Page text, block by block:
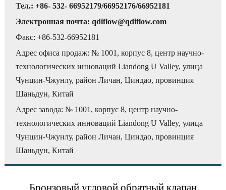
Тел.: +86- 532- 66952179/66952176/66952181
Электронная почта: qdiflow@qdiflow.com
Факс: +86-532-66952181
Адрес офиса продаж: № 1001, корпус 8, центр научно-
технологических инноваций Liandong U Valley, улица
Чунцин-Чжунлу, район Личан, Циндао, провинция
Шаньдун, Китай
Адрес завода: № 1001, корпус 8, центр научно-
технологических инноваций Liandong U Valley, улица
Чунцин-Чжунлу, район Личан, Циндао, провинция
Шаньдун, Китай
Бронзовый угловой обратный клапан